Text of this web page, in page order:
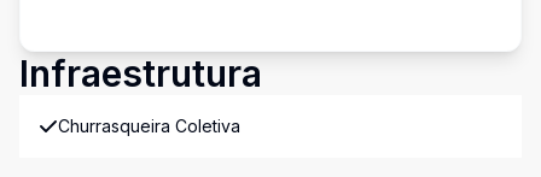
Infraestrutura
Churrasqueira Coletiva